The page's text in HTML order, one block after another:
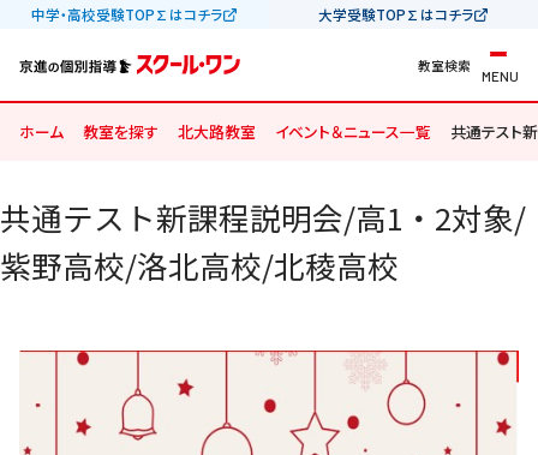
中学・高校受験TOP∑はコチラ 大学受験TOP∑はコチラ
教室検索
MENU
ホーム 教室を探す 北大路教室 イベント＆ニュース一覧 共通テスト
共通テスト新課程説明会/高1・2対象/
紫野高校/洛北高校/北稜高校